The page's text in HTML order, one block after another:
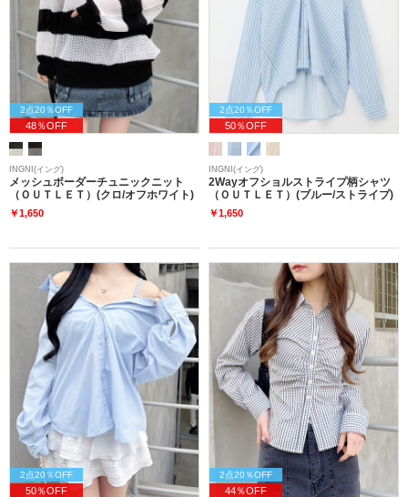
2点20％OFF
48％OFF
INGNI(イング)
メッシュボーダーチュニックニット
（ＯＵＴＬＥＴ）(クロ/オフホワイト)
￥1,650
2点20％OFF
50％OFF
INGNI(イング)
2Wayオフショルストライプ柄シャツ
（ＯＵＴＬＥＴ）(ブルー/ストライプ)
￥1,650
2点20％OFF
50％OFF
2点20％OFF
44％OFF